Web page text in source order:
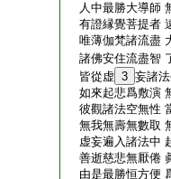
人中最勝大導師
有證縁覺菩提者
唯薄伽梵諸流盡
諸佛安住流盡智
皆從虚 3 妄諸
如來起悲爲敷演
彼觀諸法空無性
無我無壽無數取
虚妄遍入諸法中
善逝慈悲無厭倦
由是最勝恒方便